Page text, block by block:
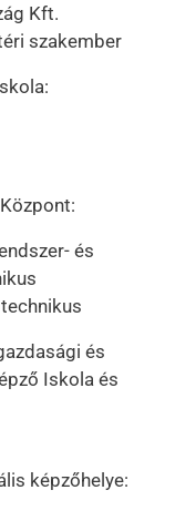
Kft.
szakember
és
és
Iskola és
képzőhelye: